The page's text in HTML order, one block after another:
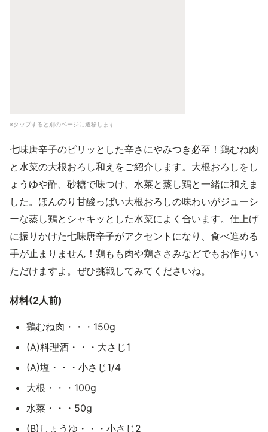
※タップすると別のページに遷移します
七味唐辛子のピリッとした辛さにやみつき必至！鶏むね肉
と水菜の大根おろし和えをご紹介します。大根おろしをし
ょうゆや酢、砂糖で味つけ、水菜と蒸し鶏と一緒に和えま
した。ほんのり甘酸っぱい大根おろしの味わいがジューシ
ーな蒸し鶏とシャキッとした水菜によく合います。仕上げ
に振りかけた七味唐辛子がアクセントになり、食べ進める
手が止まりません！鶏もも肉や鶏ささみなどでもお作りい
ただけますよ。ぜひ挑戦してみてくださいね。
材料(2人前)
鶏むね肉・・・150g
(A)料理酒・・・大さじ1
(A)塩・・・小さじ1/4
大根・・・100g
水菜・・・50g
(B)しょうゆ・・・小さじ2